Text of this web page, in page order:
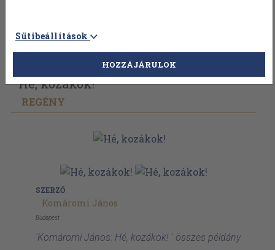
Vissza az előző oldalra Válasszon példányt
Hé, kozákok!
REGÉNY
SZERZŐ
Komáromi János
Budapest
'Komáromi János: Hé, kozákok! ' összes példány
Sütibeállítások
HOZZÁJÁRULOK